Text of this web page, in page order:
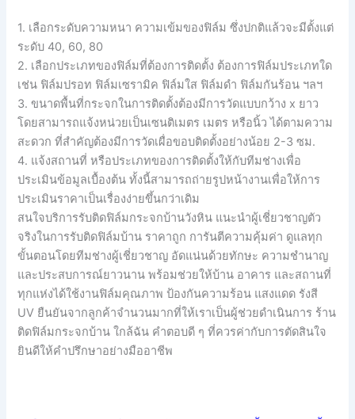
1. เลือกระดับความหนา ความเข้มของฟิล์ม ซึ่งปกติแล้วจะมีตั้งแต่
ระดับ 40, 60, 80
2. เลือกประเภทของฟิล์มที่ต้องการติดตั้ง ต้องการฟิล์มประเภทใด
เช่น ฟิล์มปรอท ฟิล์มเซรามิค ฟิล์มใส ฟิล์มดำ ฟิล์มกันร้อน ฯลฯ
3. ขนาดพื้นที่กระจกในการติดตั้งต้องมีการวัดแบบกว้าง x ยาว
โดยสามารถแจ้งหน่วยเป็นเซนติเมตร เมตร หรือนิ้ว ได้ตามความ
สะดวก ที่สำคัญต้องมีการวัดเผื่อขอบติดตั้งอย่างน้อย 2-3 ซม.
4. แจ้งสถานที่ หรือประเภทของการติดตั้งให้กับทีมช่างเพื่อ
ประเมินข้อมูลเบื้องต้น ทั้งนี้สามารถถ่ายรูปหน้างานเพื่อให้การ
ประเมินราคาเป็นเรื่องง่ายขึ้นกว่าเดิม
สนใจบริการรับติดฟิล์มกระจกบ้านวังหิน แนะนำผู้เชี่ยวชาญตัว
จริงในการรับติดฟิล์มบ้าน ราคาถูก การันตีความคุ้มค่า ดูแลทุก
ขั้นตอนโดยทีมช่างผู้เชี่ยวชาญ อัดแน่นด้วยทักษะ ความชำนาญ
และประสบการณ์ยาวนาน พร้อมช่วยให้บ้าน อาคาร และสถานที่
ทุกแห่งได้ใช้งานฟิล์มคุณภาพ ป้องกันความร้อน แสงแดด รังสี
UV ยืนยันจากลูกค้าจำนวนมากที่ให้เราเป็นผู้ช่วยดำเนินการ ร้าน
ติดฟิล์มกระจกบ้าน ใกล้ฉัน คำตอบดี ๆ ที่ควรค่ากับการตัดสินใจ
ยินดีให้คำปรึกษาอย่างมืออาชีพ